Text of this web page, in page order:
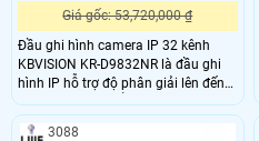
Giá gốc: 53,720,000 ₫
Đầu ghi hình camera IP 32 kênh
KBVISION KR-D9832NR là đầu ghi
hình IP hỗ trợ độ phân giải lên đến
12Mp. Cùng chuẩn nén H.265 giúp
tiết kiệm băng thông và ổ cứng
3088